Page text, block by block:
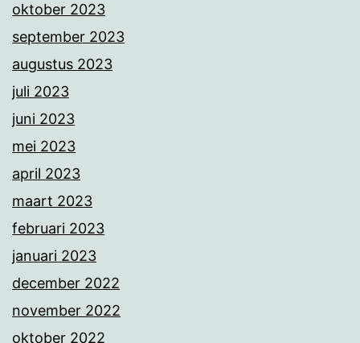
oktober 2023
september 2023
augustus 2023
juli 2023
juni 2023
mei 2023
april 2023
maart 2023
februari 2023
januari 2023
december 2022
november 2022
oktober 2022